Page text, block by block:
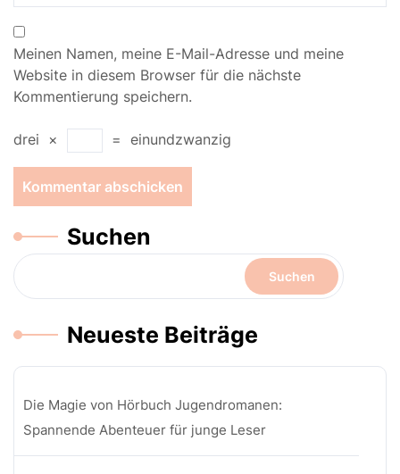
Meinen Namen, meine E-Mail-Adresse und meine
Website in diesem Browser für die nächste
Kommentierung speichern.
drei × = einundzwanzig
Suchen
Suchen
Neueste Beiträge
Die Magie von Hörbuch Jugendromanen:
Spannende Abenteuer für junge Leser